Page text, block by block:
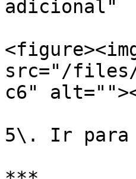
adicional"
src="/files/
c6"
5\. Ir para